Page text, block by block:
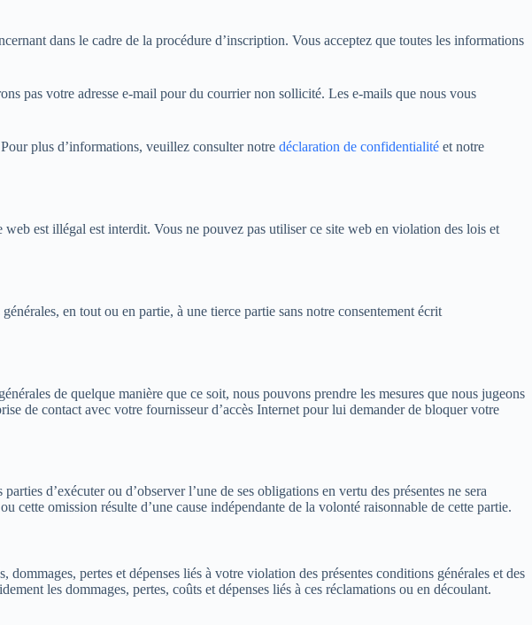
dans le cadre de la procédure d’inscription. Vous acceptez que toutes les informations
pas votre adresse e-mail pour du courrier non sollicité. Les e-mails que nous vous
plus d’informations, veuillez consulter notre déclaration de confidentialité et notre
est illégal est interdit. Vous ne pouvez pas utiliser ce site web en violation des lois et
en tout ou en partie, à une tierce partie sans notre consentement écrit
de quelque manière que ce soit, nous pouvons prendre les mesures que nous jugeons
de contact avec votre fournisseur d’accès Internet pour lui demander de bloquer votre
d’exécuter ou d’observer l’une de ses obligations en vertu des présentes ne sera
cette omission résulte d’une cause indépendante de la volonté raisonnable de cette partie.
pertes et dépenses liés à votre violation des présentes conditions générales et des
les dommages, pertes, coûts et dépenses liés à ces réclamations ou en découlant.